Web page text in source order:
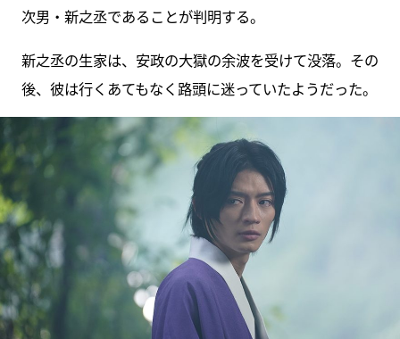
次男・新之丞であることが判明する。
新之丞の生家は、安政の大獄の余波を受けて没落。その
後、彼は行くあてもなく路頭に迷っていたようだった。